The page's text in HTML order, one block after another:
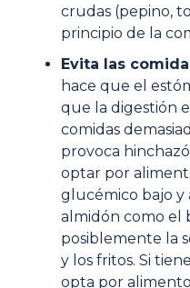
crudas (pepino,
principio de la
Evita las
hace que el
que la digestión
comidas
provoca
optar por
glucémico bajo y
almidón como el
posiblemente la
y los fritos. Si
opta por